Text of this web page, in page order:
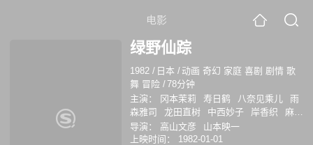
电影
绿野仙踪
1982 / 日本 / 动画 奇幻 家庭 喜剧 剧情 歌
舞 冒险 /78分钟
主演：
冈本茉莉 寿日鹤 八奈见乘儿
雨
森雅司
龙田直树 中西妙子 岸香织
麻生
美代子
泷泽久美子 熊仓一雄
原升平
清川元梦 山本敏之
导演： 高山文彦
山本映一
上映时间：
1982-01-01